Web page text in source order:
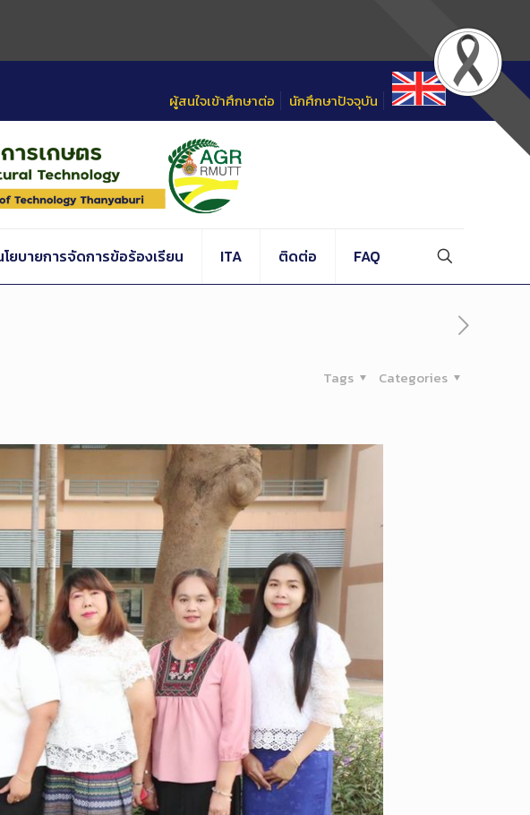
ผู้สนใจเข้าศึกษาต่อ นักศึกษาปัจจุบัน
โยบายการจัดการข้อร้องเรียน ITA ติดต่อ FAQ
Categories
Tags